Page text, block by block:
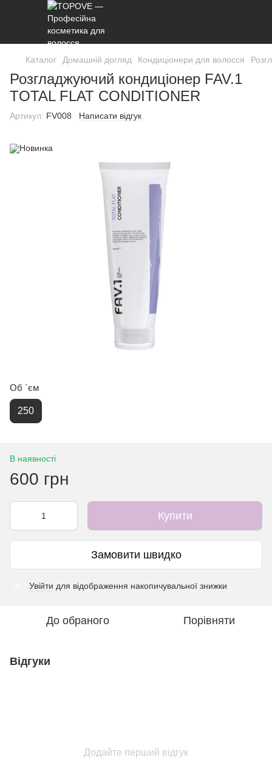
Каталог Домашній догляд Кондиціонери для волосся
Розгладжуючий кондиціонер FAV.1
TOTAL FLAT CONDITIONER
Артикул: FV008 Написати відгук
Об `єм
250
В наявності
600 грн
Купити
Замовити швидко
Увійти для відображення накопичувальної знижки
До обраного Порівняти
Відгуки
Додайте перший відгук